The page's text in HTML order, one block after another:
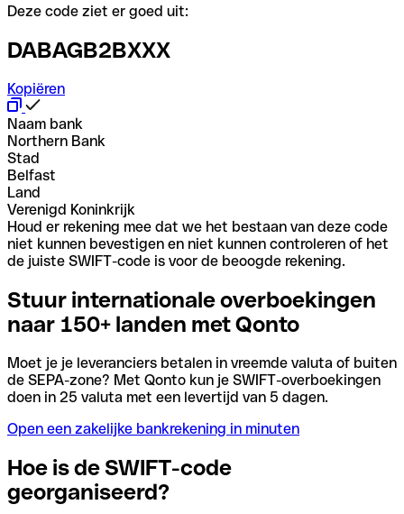
Deze code ziet er goed uit:
DABAGB2BXXX
Kopiëren
Naam bank
Northern Bank
Stad
Belfast
Land
Verenigd Koninkrijk
Houd er rekening mee dat we het bestaan van deze code
niet kunnen bevestigen en niet kunnen controleren of het
de juiste SWIFT-code is voor de beoogde rekening.
Stuur internationale overboekingen
naar 150+ landen met Qonto
Moet je je leveranciers betalen in vreemde valuta of buiten
de SEPA-zone? Met Qonto kun je SWIFT-overboekingen
doen in 25 valuta met een levertijd van 5 dagen.
Open een zakelijke bankrekening in minuten
Hoe is de SWIFT-code
georganiseerd?